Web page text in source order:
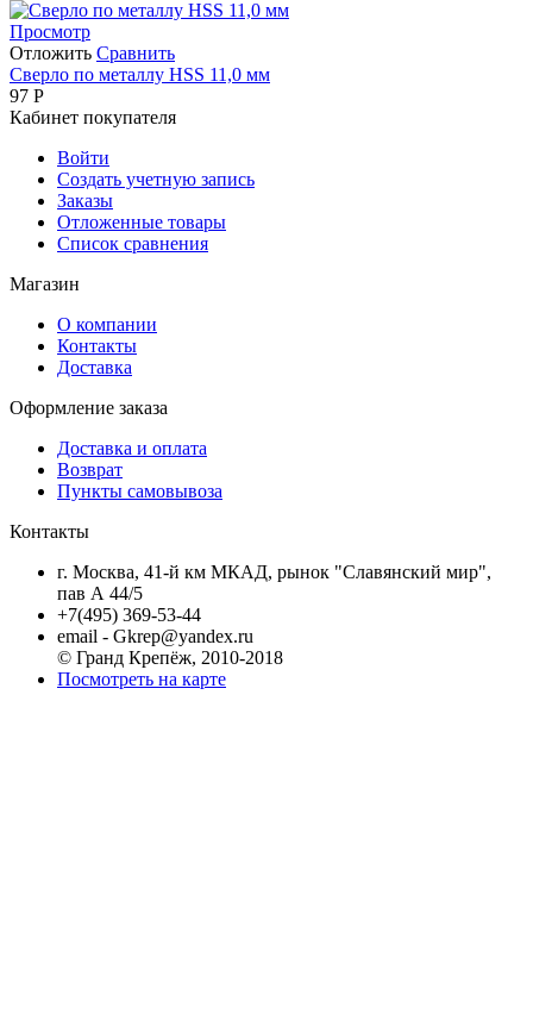
Просмотр
Отложить Сравнить
Сверло по металлу HSS 11,0 мм
97 Р
Кабинет покупателя
Войти
Создать учетную запись
Заказы
Отложенные товары
Список сравнения
Магазин
О компании
Контакты
Доставка
Оформление заказа
Доставка и оплата
Возврат
Пункты самовывоза
Контакты
г. Москва, 41-й км МКАД, рынок "Славянский мир",
пав А 44/5
+7(495) 369-53-44
email - Gkrep@yandex.ru
© Гранд Крепёж, 2010-2018
Посмотреть на карте